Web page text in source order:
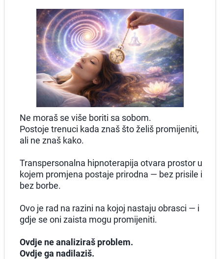
Ne moraš se više boriti sa sobom.
Postoje trenuci kada znaš što želiš promijeniti,
ali ne znaš kako.
Transpersonalna hipnoterapija otvara prostor u
kojem promjena postaje prirodna — bez prisile i
bez borbe.
Ovo je rad na razini na kojoj nastaju obrasci — i
gdje se oni zaista mogu promijeniti.
Ovdje ne analiziraš problem.
Ovdje ga nadilaziš.